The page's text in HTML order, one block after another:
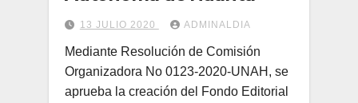
13 JULIO 2020 ADMINALDIA
Mediante Resolución de Comisión
Organizadora No 0123-2020-UNAH, se
aprueba la creación del Fondo Editorial